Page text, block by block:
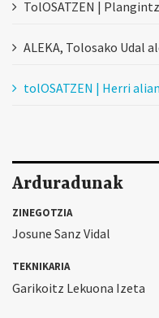
TolOSATZEN |
ALEKA, Tolosako Udal
tolOSATZEN | Herri
Arduradunak
ZINEGOTZIA
Josune Sanz Vidal
TEKNIKARIA
Garikoitz Lekuona Izeta